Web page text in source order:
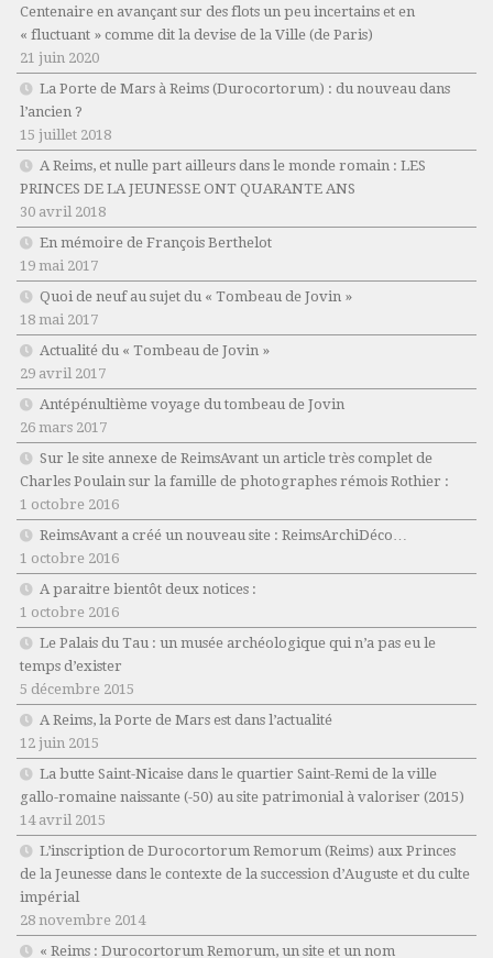
Centenaire en avançant sur des flots un peu incertains et en
« fluctuant » comme dit la devise de la Ville (de Paris)
21 juin 2020
La Porte de Mars à Reims (Durocortorum) : du nouveau dans
l’ancien ?
15 juillet 2018
A Reims, et nulle part ailleurs dans le monde romain : LES
PRINCES DE LA JEUNESSE ONT QUARANTE ANS
30 avril 2018
En mémoire de François Berthelot
19 mai 2017
Quoi de neuf au sujet du « Tombeau de Jovin »
18 mai 2017
Actualité du « Tombeau de Jovin »
29 avril 2017
Antépénultième voyage du tombeau de Jovin
26 mars 2017
Sur le site annexe de ReimsAvant un article très complet de
Charles Poulain sur la famille de photographes rémois Rothier :
1 octobre 2016
ReimsAvant a créé un nouveau site : ReimsArchiDéco…
1 octobre 2016
A paraitre bientôt deux notices :
1 octobre 2016
Le Palais du Tau : un musée archéologique qui n’a pas eu le
temps d’exister
5 décembre 2015
A Reims, la Porte de Mars est dans l’actualité
12 juin 2015
La butte Saint-Nicaise dans le quartier Saint-Remi de la ville
gallo-romaine naissante (-50) au site patrimonial à valoriser (2015)
14 avril 2015
L’inscription de Durocortorum Remorum (Reims) aux Princes
de la Jeunesse dans le contexte de la succession d’Auguste et du culte
impérial
28 novembre 2014
« Reims : Durocortorum Remorum, un site et un nom